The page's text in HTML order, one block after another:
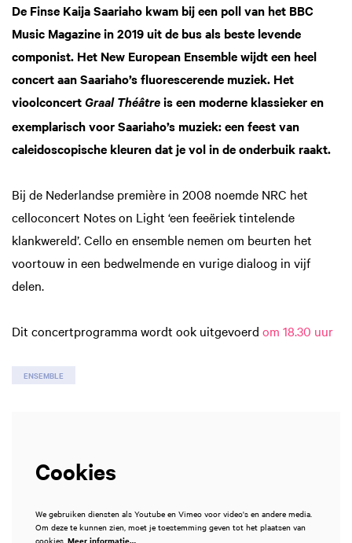
De Finse Kaija Saariaho kwam bij een poll van het BBC
Music Magazine in 2019 uit de bus als beste levende
componist. Het New European Ensemble wijdt een heel
concert aan Saariaho’s fluorescerende muziek. Het
vioolconcert Graal Théâtre is een moderne klassieker en
exemplarisch voor Saariaho’s muziek: een feest van
caleidoscopische kleuren dat je vol in de onderbuik raakt.
Bij de Nederlandse première in 2008 noemde NRC het
celloconcert Notes on Light ‘een feeëriek tintelende
klankwereld’. Cello en ensemble nemen om beurten het
voortouw in een bedwelmende en vurige dialoog in vijf
delen.
Dit concertprogramma wordt ook uitgevoerd om 18.30 uur
ENSEMBLE
Cookies
We gebruiken diensten als Youtube en Vimeo voor video's en andere media.
Om deze te kunnen zien, moet je toestemming geven tot het plaatsen van
cookies. Meer informatie…
Inzoomen